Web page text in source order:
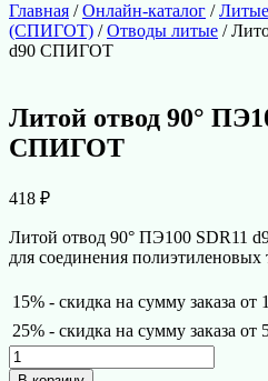
Главная /Онлайн-каталог /
(СПИГОТ) /Отводы литые /
d90 СПИГОТ
Литой отвод 90°
СПИГОТ
418 ₽
Литой отвод 90° ПЭ100 SDR11
для соединения полиэтиленовых
15% - скидка на сумму заказа от
25% - скидка на сумму заказа от
Количество
товара